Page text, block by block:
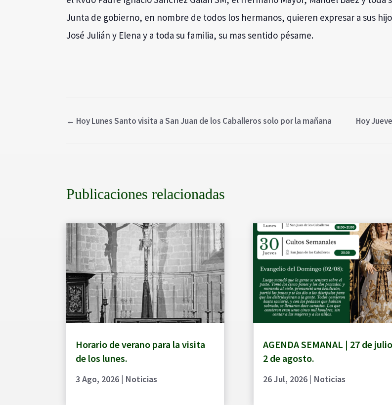
Junta de gobierno, en nombre de todos los hermanos, quieren expresar a sus
José Julián y Elena y a toda su familia, su mas sentido pésame.
← Hoy Lunes Santo visita a San Juan de los Caballeros solo por la mañana Hoy
Publicaciones relacionadas
Horario de verano para la visita
de los lunes.
3 Ago, 2026 | Noticias
AGENDA SEMANAL | 27 de
2 de agosto.
26 Jul, 2026| Noticias